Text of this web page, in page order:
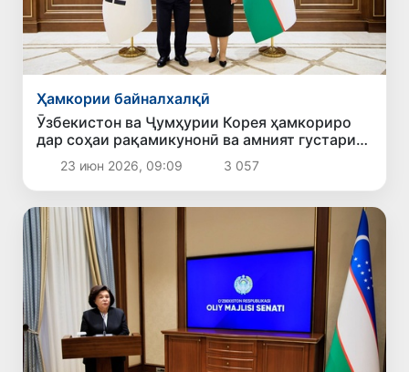
Ҳамкории байналхалқӣ
Ӯзбекистон ва Ҷумҳурии Корея ҳамкориро
дар соҳаи рақамикунонӣ ва амният густариш
медиҳанд
23 июн 2026, 09:09 3 057